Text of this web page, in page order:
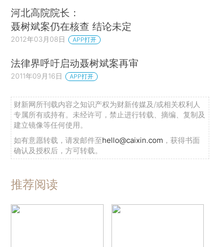
河北高院院长：
聂树斌案仍在核查 结论未定
2012年03月08日 APP打开
法律界呼吁启动聂树斌案再审
2011年09月16日 APP打开
财新网所刊载内容之知识产权为财新传媒及/或相关权利人
专属所有或持有。未经许可，禁止进行转载、摘编、复制及
建立镜像等任何使用。
如有意愿转载，请发邮件至hello@caixin.com ，获得书面
确认及授权后，方可转载。
推荐阅读